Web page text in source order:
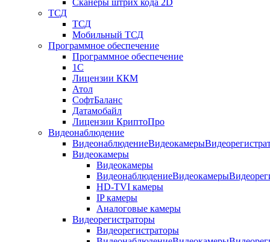
Сканеры штрих кода 2D
ТСД
ТСД
Мобильный ТСД
Программное обеспечение
Программное обеспечение
1С
Лицензии ККМ
Атол
СофтБаланс
Датамобайл
Лицензии КриптоПро
Видеонаблюдение
Видеокамеры
Видеокамеры
HD-TVI камеры
IP камеры
Аналоговые камеры
Видеорегистраторы
Видеорегистраторы